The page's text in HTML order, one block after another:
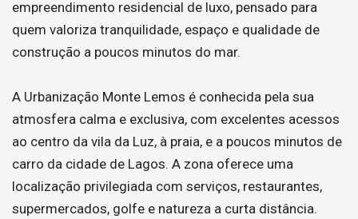
empreendimento residencial de luxo, pensado para
quem valoriza tranquilidade, espaço e qualidade de
construção a poucos minutos do mar.
A Urbanização Monte Lemos é conhecida pela sua
atmosfera calma e exclusiva, com excelentes acessos
ao centro da vila da Luz, à praia, e a poucos minutos de
carro da cidade de Lagos. A zona oferece uma
localização privilegiada com serviços, restaurantes,
supermercados, golfe e natureza a curta distância.